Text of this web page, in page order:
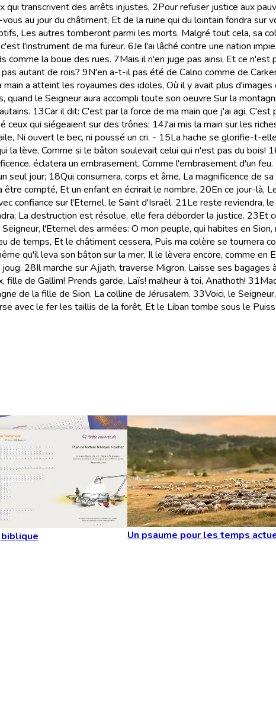
qui transcrivent des arrêts injustes, 2Pour refuser justice aux
au jour du châtiment, Et de la ruine qui du lointain fondra sur
Les autres tomberont parmi les morts. Malgré tout cela, sa
l'instrument de ma fureur. 6Je l'ai lâché contre une nation
comme la boue des rues. 7Mais il n'en juge pas ainsi, Et ce n'est
autant de rois? 9N'en a-t-il pas été de Calno comme de
a atteint les royaumes des idoles, Où il y avait plus d'images
quand le Seigneur aura accompli toute son oeuvre Sur la
13Car il dit: C'est par la force de ma main que j'ai agi,
ceux qui siégeaient sur des trônes; 14J'ai mis la main sur les
Ni ouvert le bec, ni poussé un cri. - 15La hache se glorifie-t-
la lève, Comme si le bâton soulevait celui qui n'est pas du bois!
éclatera un embrasement, Comme l'embrasement d'un feu.
seul jour; 18Qui consumera, corps et âme, La magnificence de
compté, Et un enfant en écrirait le nombre. 20En ce jour-là,
confiance sur l'Eternel, le Saint d'Israël. 21Le reste reviendra,
La destruction est résolue, elle fera déborder la justice. 23Et
l'Eternel des armées: O mon peuple, qui habites en
de temps, Et le châtiment cessera, Puis ma colère se tournera
qu'il leva son bâton sur la mer, Il le lèvera encore, comme en
28Il marche sur Ajjath, traverse Migron, Laisse ses bagages
fille de Gallim! Prends garde, Laïs! malheur à toi, Anathoth! 31
de la fille de Sion, La colline de Jérusalem. 33Voici, le
avec le fer les taillis de la forêt, Et le Liban tombe sous le
Un psaume pour les temps